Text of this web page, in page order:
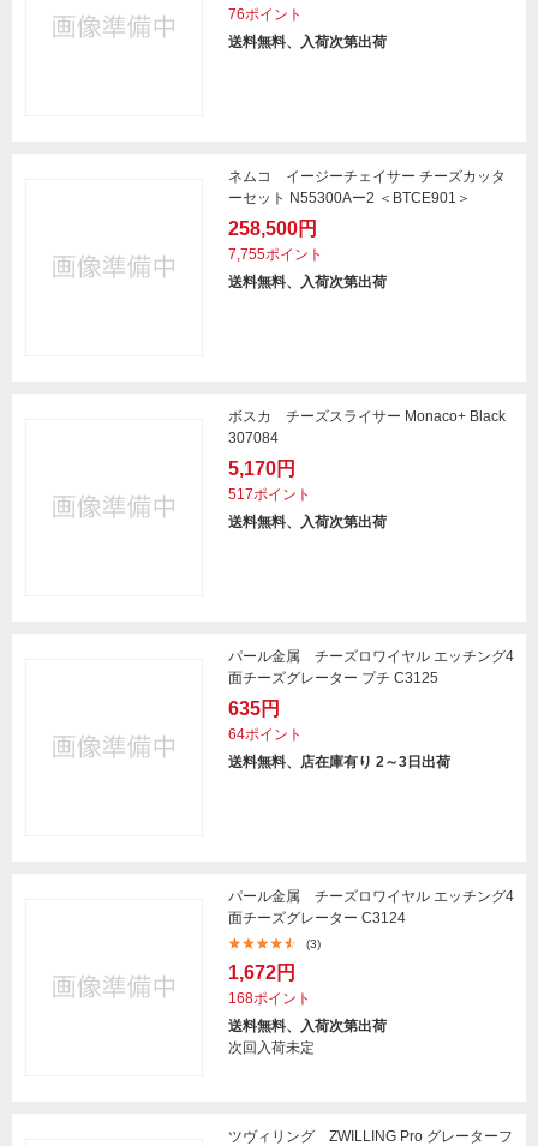
76ポイント
送料無料、入荷次第出荷
ネムコ イージーチェイサー チーズカッタ
ーセット N55300Aー2 ＜BTCE901＞
258,500円
7,755ポイント
送料無料、入荷次第出荷
ボスカ チーズスライサー Monaco+ Black
307084
5,170円
517ポイント
送料無料、入荷次第出荷
パール金属 チーズロワイヤル エッチング4
面チーズグレーター プチ C3125
635円
64ポイント
送料無料、店在庫有り 2～3日出荷
パール金属 チーズロワイヤル エッチング4
面チーズグレーター C3124
(3)
1,672円
168ポイント
送料無料、入荷次第出荷
次回入荷未定
ツヴィリング ZWILLING Pro グレーターフ